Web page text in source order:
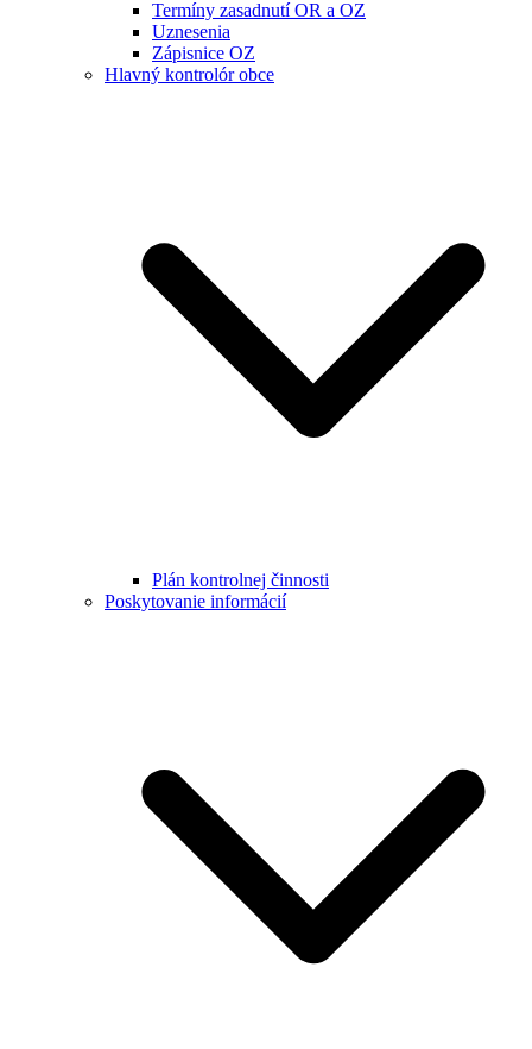
Termíny zasadnutí OR a OZ
Uznesenia
Zápisnice OZ
Hlavný kontrolór obce
Plán kontrolnej činnosti
Poskytovanie informácií